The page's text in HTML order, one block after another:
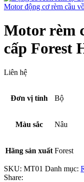
Motor động cơ rèm cầu
Motor rèm
cấp Forest
Liên hệ
Đơn vị tính Bộ
Màu sắc Nâu
Hãng sản xuất Forest
SKU: MT01 Danh mục:
Share: